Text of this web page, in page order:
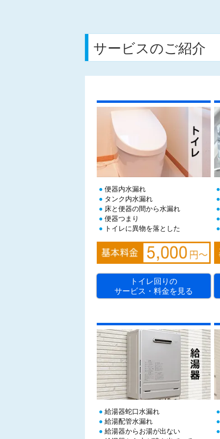
サービスのご紹介
便器内水漏れ
タンク内水漏れ
床と便器の間から水漏れ
便器つまり
トイレに異物を落とした
トイレ回りの
サービス・料金を見る
給湯器蛇口水漏れ
給湯配管水漏れ
給湯器からお湯が出ない